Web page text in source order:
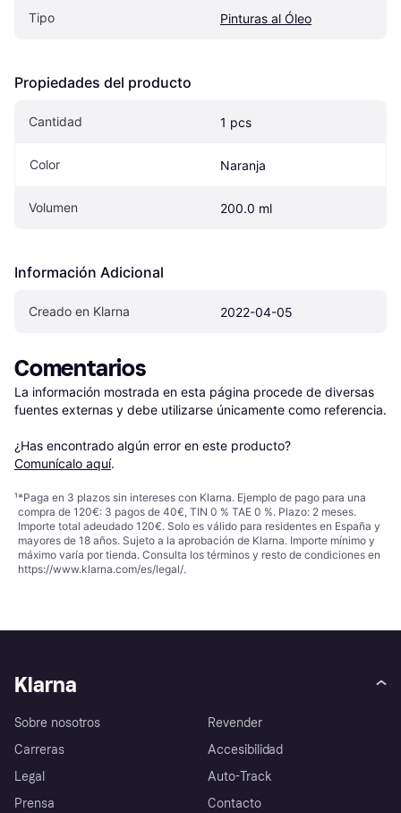
Tipo Pinturas al Óleo
Propiedades del producto
Cantidad 1 pcs
Color Naranja
Volumen 200.0 ml
Información Adicional
Creado en Klarna 2022-04-05
Comentarios
La información mostrada en esta página procede de diversas
fuentes externas y debe utilizarse únicamente como referencia.
¿Has encontrado algún error en este producto?
Comunícalo aquí.
¹*Paga en 3 plazos sin intereses con Klarna. Ejemplo de pago para una
compra de 120€: 3 pagos de 40€, TIN 0 % TAE 0 %. Plazo: 2 meses.
Importe total adeudado 120€. Solo es válido para residentes en España y
mayores de 18 años. Sujeto a la aprobación de Klarna. Importe mínimo y
máximo varía por tienda. Consulta los términos y resto de condiciones en
https://www.klarna.com/es/legal/.
Klarna
Sobre nosotros
Carreras
Legal
Prensa
Revender
Accesibilidad
Auto-Track
Contacto